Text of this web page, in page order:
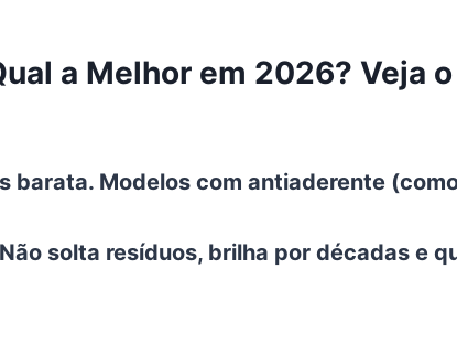
a Melhor em 2026? Veja
barata. Modelos com antiaderente
solta resíduos, brilha por décadas e